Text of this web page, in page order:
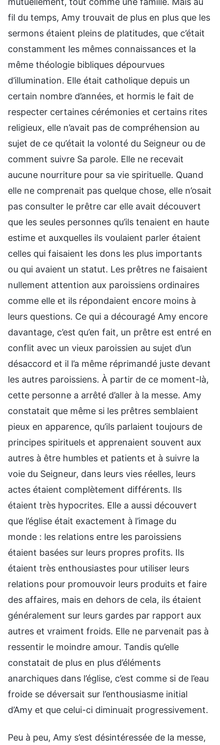
fil du temps, Amy trouvait de plus en plus que les
sermons étaient pleins de platitudes, que c’était
constamment les mêmes connaissances et la
même théologie bibliques dépourvues
d’illumination. Elle était catholique depuis un
certain nombre d’années, et hormis le fait de
respecter certaines cérémonies et certains rites
religieux, elle n’avait pas de compréhension au
sujet de ce qu’était la volonté du Seigneur ou de
comment suivre Sa parole. Elle ne recevait
aucune nourriture pour sa vie spirituelle. Quand
elle ne comprenait pas quelque chose, elle n’osait
pas consulter le prêtre car elle avait découvert
que les seules personnes qu’ils tenaient en haute
estime et auxquelles ils voulaient parler étaient
celles qui faisaient les dons les plus importants
ou qui avaient un statut. Les prêtres ne faisaient
nullement attention aux paroissiens ordinaires
comme elle et ils répondaient encore moins à
leurs questions. Ce qui a découragé Amy encore
davantage, c’est qu’en fait, un prêtre est entré en
conflit avec un vieux paroissien au sujet d’un
désaccord et il l’a même réprimandé juste devant
les autres paroissiens. À partir de ce moment-là,
cette personne a arrêté d’aller à la messe. Amy
constatait que même si les prêtres semblaient
pieux en apparence, qu’ils parlaient toujours de
principes spirituels et apprenaient souvent aux
autres à être humbles et patients et à suivre la
voie du Seigneur, dans leurs vies réelles, leurs
actes étaient complètement différents. Ils
étaient très hypocrites. Elle a aussi découvert
que l’église était exactement à l’image du
monde : les relations entre les paroissiens
étaient basées sur leurs propres profits. Ils
étaient très enthousiastes pour utiliser leurs
relations pour promouvoir leurs produits et faire
des affaires, mais en dehors de cela, ils étaient
généralement sur leurs gardes par rapport aux
autres et vraiment froids. Elle ne parvenait pas à
ressentir le moindre amour. Tandis qu’elle
constatait de plus en plus d’éléments
anarchiques dans l’église, c’est comme si de l’eau
froide se déversait sur l’enthousiasme initial
d’Amy et que celui-ci diminuait progressivement.
Peu à peu, Amy s’est désintéressée de la messe,